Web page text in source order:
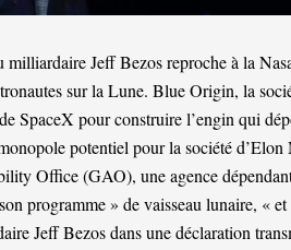
Jeff Bezos reproche à la
sur la Lune. Blue Origin, la
SpaceX pour construire l’engin qui
potentiel pour la société
Office (GAO), une agence
programme » de vaisseau lunaire, «
Jeff Bezos dans une déclaration